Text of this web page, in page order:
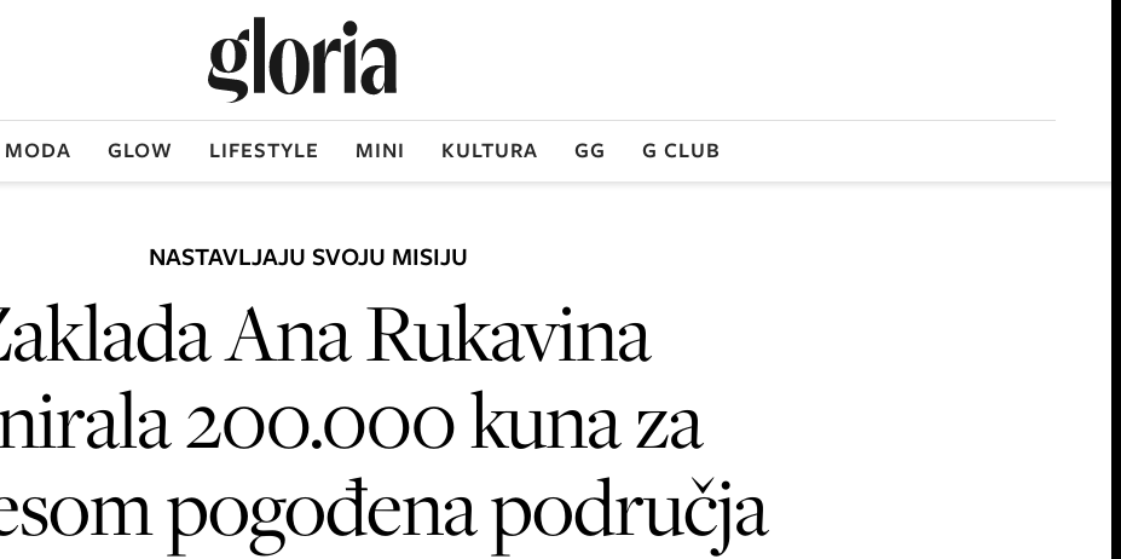
MODA GLOW LIFESTYLE MINI KULTURA GG G CLUB
NASTAVLJAJU SVOJU MISIJU
Ana Rukavina
200.000 kuna za
pogođena područja